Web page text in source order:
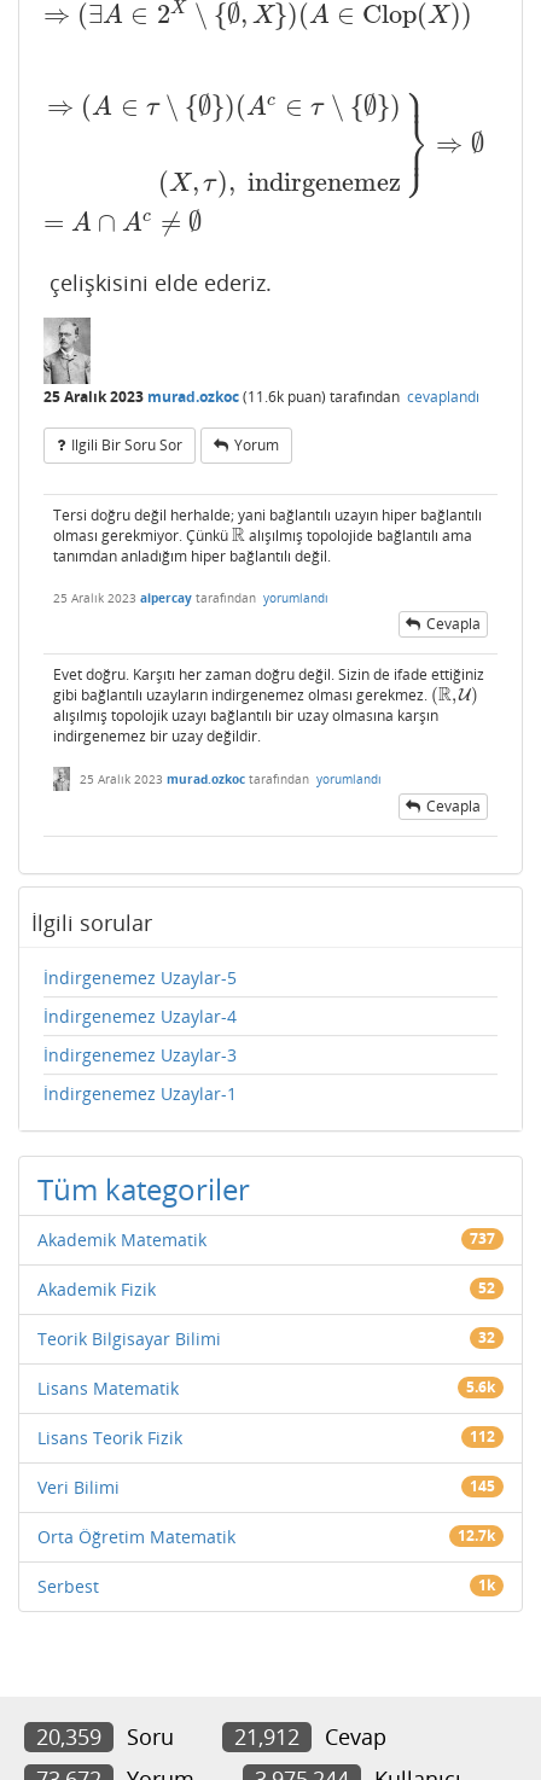
⇒ (∃A ∈ 2 X ∖ {∅, X})(A ∈ Clop(X))
⇒ (A ∈ τ ∖ {∅})(Ac ∈ τ ∖ {∅})
(X, τ), indirgenemez
⎫
⎭
⎬
⎪
⎪ ⇒ ∅
= A ∩ Ac ≠ ∅
indirgenemez}⇒
çelişkisini elde ederiz.
25 Aralık 2023 murad.ozkoc(11.6k puan) tarafından cevaplandı
Ilgili Bir Soru Sor Yorum
Tersi doğru değil herhalde; yani bağlantılı uzayın hiper bağlantılı
olması gerekmiyor. ÇünküR
R alışılmış topolojide bağlantılı ama
tanımdan anladığım hiper bağlantılı değil.
25 Aralık 2023 alpercay tarafından yorumlandı
Cevapla
Evet doğru. Karşıtı her zaman doğru değil. Sizin de ifade ettiğiniz
gibi bağlantılı uzayların indirgenemez olması gerekmez. (R, U)
(R,U)
alışılmış topolojik uzayı bağlantılı bir uzay olmasına karşın
indirgenemez bir uzay değildir.
25 Aralık 2023 murad.ozkoc tarafından yorumlandı
Cevapla
İlgili sorular
İndirgenemez Uzaylar-5
İndirgenemez Uzaylar-4
İndirgenemez Uzaylar-3
İndirgenemez Uzaylar-1
Tüm kategoriler
Akademik Matematik 737
Akademik Fizik 52
Teorik Bilgisayar Bilimi 32
Lisans Matematik 5.6k
Lisans Teorik Fizik 112
Veri Bilimi 145
Orta Öğretim Matematik 12.7k
Serbest 1k
20,359 Soru 21,912
Cevap